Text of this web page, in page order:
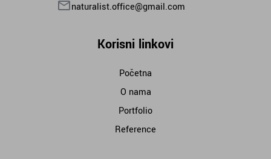
naturalist.office@gmail.com
Korisni linkovi
Početna
O nama
Portfolio
Reference